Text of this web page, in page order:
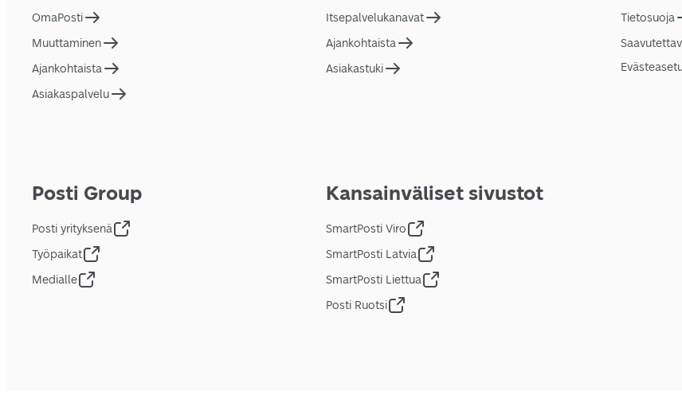
OmaPosti
Muuttaminen
Ajankohtaista
Asiakaspalvelu
Itsepalvelukanavat
Ajankohtaista
Asiakastuki
Tietosuoja
Posti Group
Posti yrityksenä
Työpaikat
Medialle
Kansainväliset sivustot
SmartPosti Viro
SmartPosti Latvia
SmartPosti Liettua
Posti Ruotsi